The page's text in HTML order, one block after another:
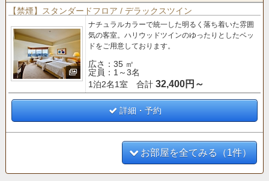
【禁煙】スタンダードフロア / デラックスツイン
ナチュラルカラーで統一した明るく落ち着いた雰囲
気の客室。 ハリウッドツインのゆったりとしたベッ
ドをご用意しております。
広さ：35 ㎡
定員：1～3名
1泊2名1室 合計 32,400円～
詳細・予約
お部屋を全てみる（1件）